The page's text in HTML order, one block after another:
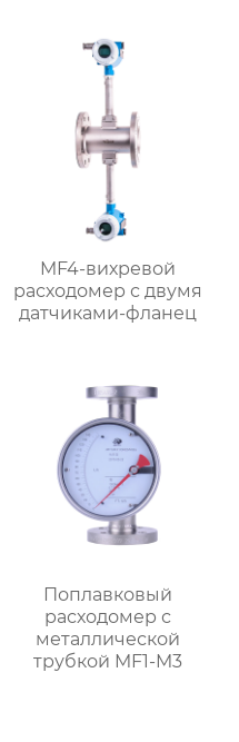
MF4-вихревой
расходомер с двумя
датчиками-фланец
Поплавковый
расходомер с
металлической
трубкой MF1-M3